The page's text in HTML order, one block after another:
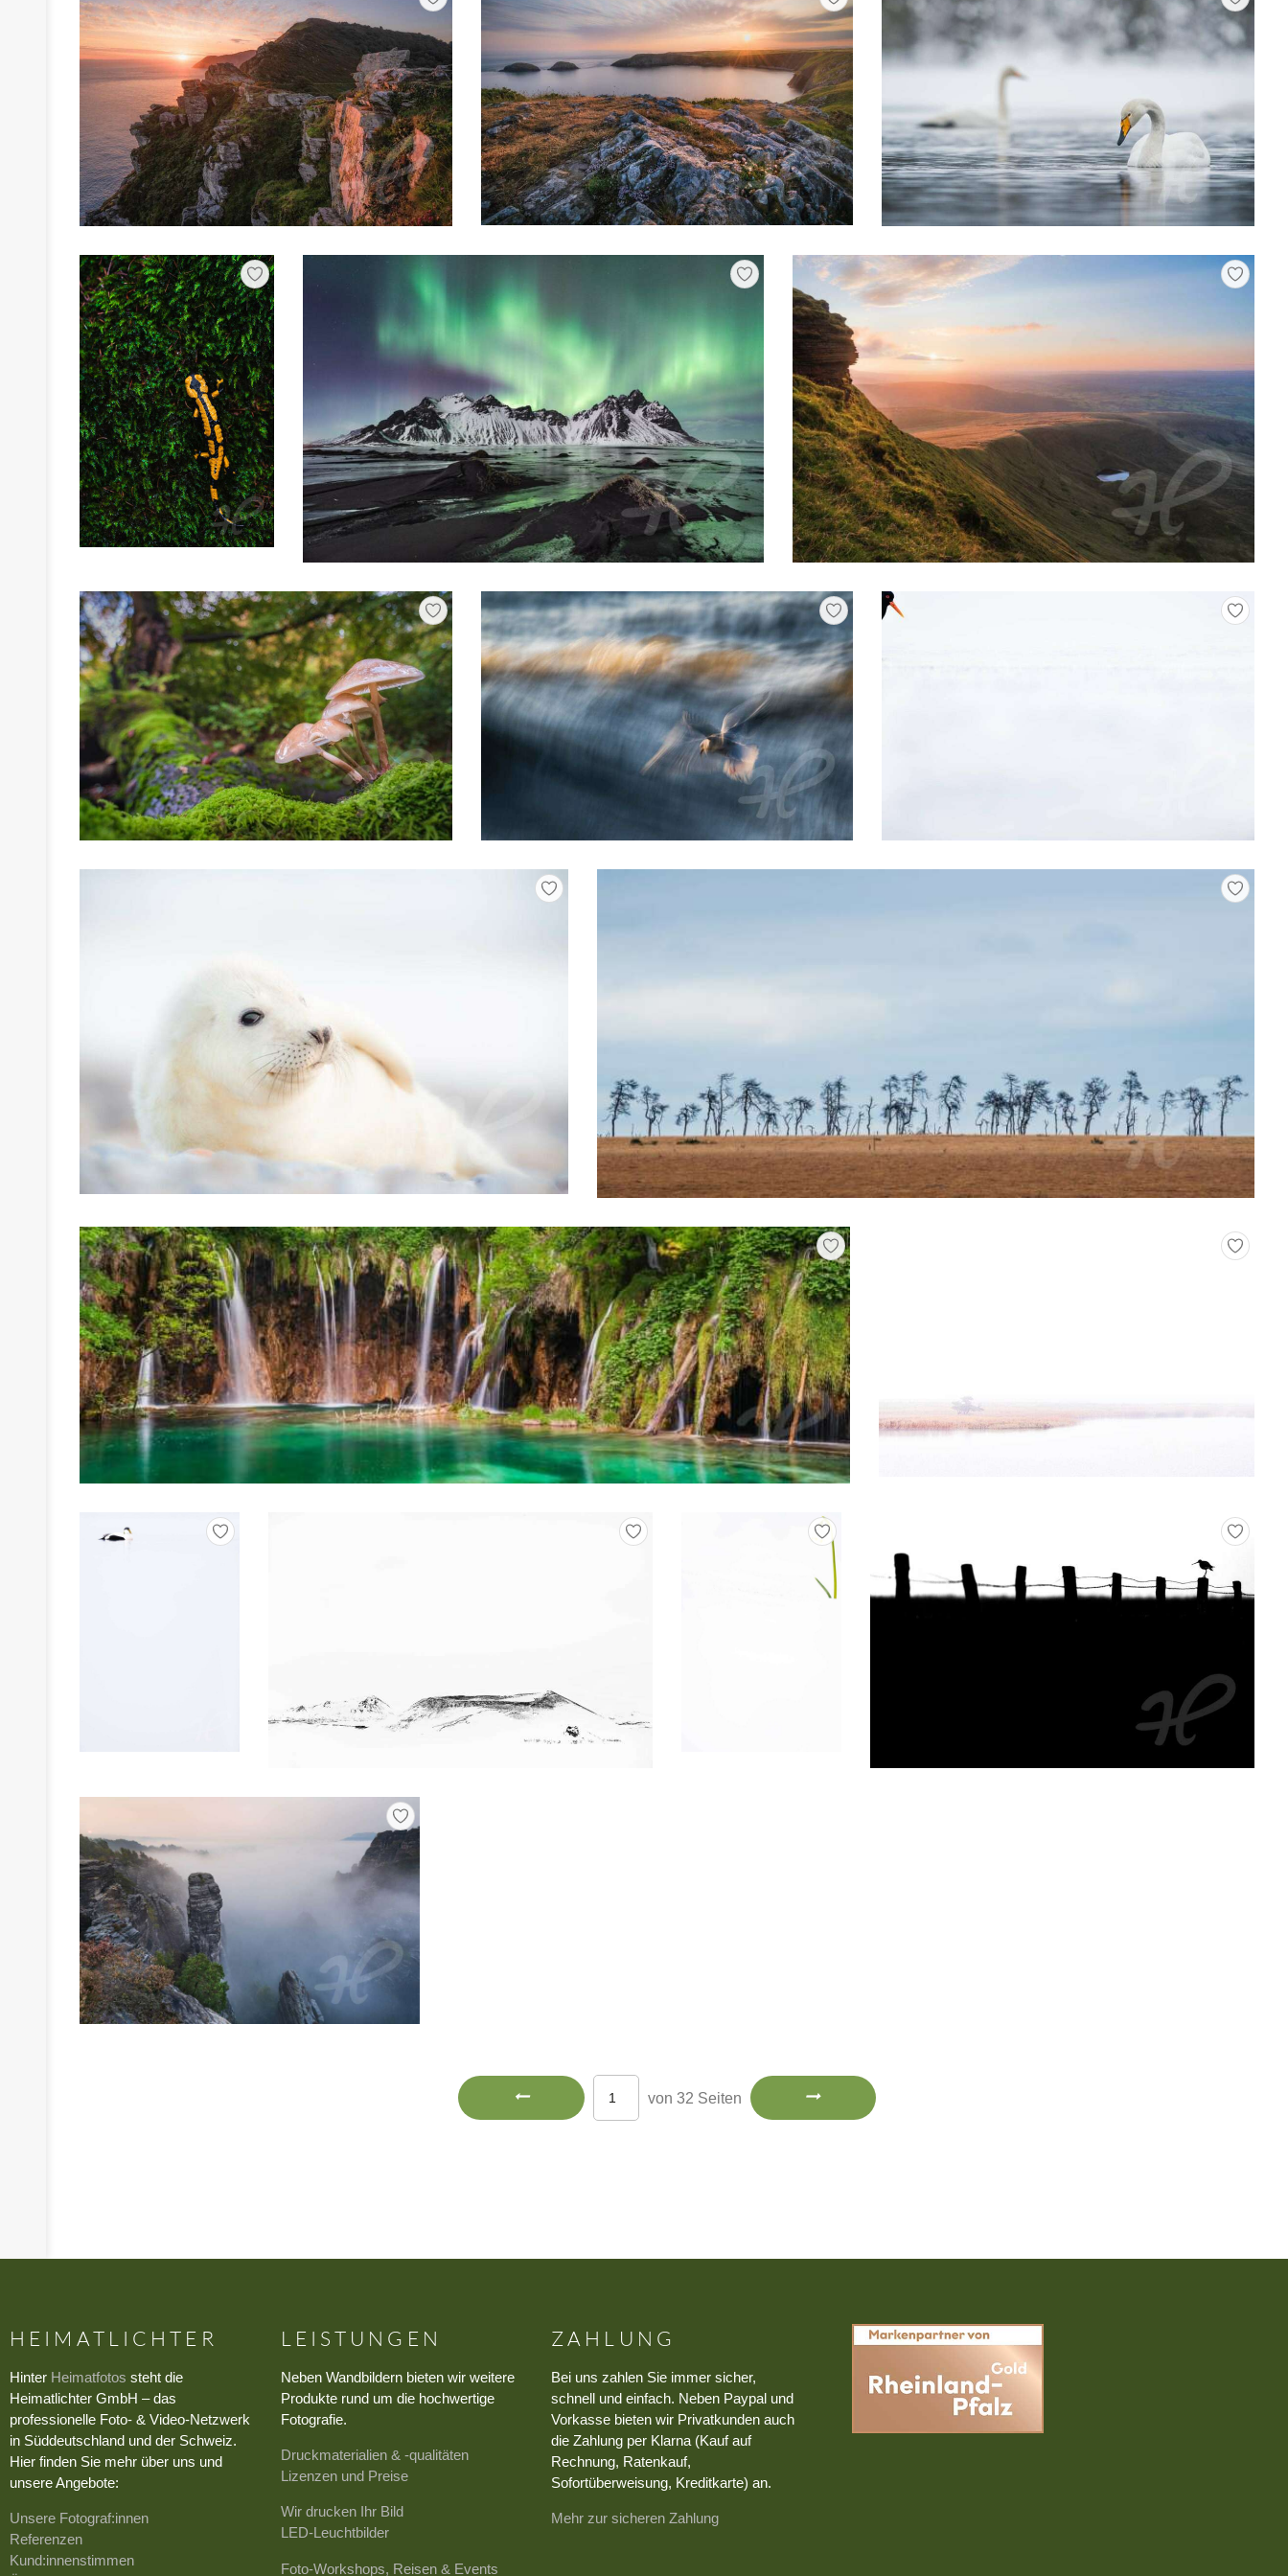
von 32 Seiten
HEIMATLICHTER
Hinter Heimatfotos steht die
Heimatlichter GmbH – das
professionelle Foto- & Video-Netzwerk
in Süddeutschland und der Schweiz.
Hier finden Sie mehr über uns und
unsere Angebote:
Unsere Fotograf:innen
Referenzen
Kund:innenstimmen
LEISTUNGEN
Neben Wandbildern bieten wir weitere
Produkte rund um die hochwertige
Fotografie.
Druckmaterialien & -qualitäten
Lizenzen und Preise
Wir drucken Ihr Bild
LED-Leuchtbilder
Foto-Workshops, Reisen & Events
ZAHLUNG
Bei uns zahlen Sie immer sicher,
schnell und einfach. Neben Paypal und
Vorkasse bieten wir Privatkunden auch
die Zahlung per Klarna (Kauf auf
Rechnung, Ratenkauf,
Sofortüberweisung, Kreditkarte) an.
Mehr zur sicheren Zahlung